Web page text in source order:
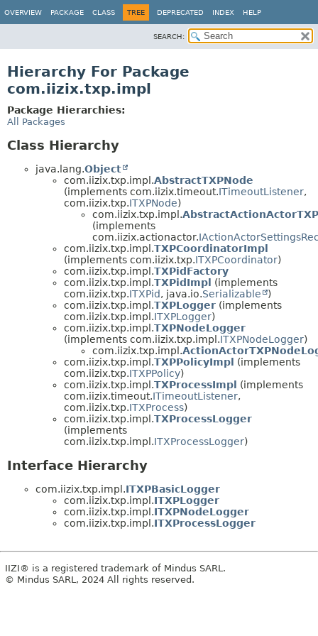
OVERVIEW PACKAGE CLASS TREE DEPRECATED INDEX HELP
SEARCH:
Hierarchy For Package
com.iizix.txp.impl
Package Hierarchies:
All Packages
Class Hierarchy
java.lang.Object
com.iizix.txp.impl.AbstractTXPNode
(implements com.iizix.timeout.ITimeoutListener,
com.iizix.txp.ITXPNode)
com.iizix.txp.impl.
(implements
com.iizix.actionactor.
com.iizix.txp.impl.TXPCoordinatorImpl
(implements com.iizix.txp.ITXPCoordinator)
com.iizix.txp.impl.TXPidFactory
com.iizix.txp.impl.TXPidImpl
(implements
com.iizix.txp.ITXPid, java.io.Serializable
)
com.iizix.txp.impl.TXPLogger (implements
com.iizix.txp.impl.ITXPLogger)
com.iizix.txp.impl.TXPNodeLogger
(implements com.iizix.txp.impl.ITXPNodeLogger)
com.iizix.txp.impl.
com.iizix.txp.impl.TXPPolicyImpl
(implements
com.iizix.txp.ITXPPolicy)
com.iizix.txp.impl.TXProcessImpl
(implements
com.iizix.timeout.ITimeoutListener,
com.iizix.txp.ITXProcess)
com.iizix.txp.impl.TXProcessLogger
(implements
com.iizix.txp.impl.ITXProcessLogger)
Interface Hierarchy
com.iizix.txp.impl.ITXPBasicLogger
com.iizix.txp.impl.ITXPLogger
com.iizix.txp.impl.ITXPNodeLogger
com.iizix.txp.impl.ITXProcessLogger
IIZI® is a registered trademark of Mindus SARL.
© Mindus SARL, 2024 All rights reserved.